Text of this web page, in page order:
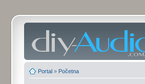
Portal » Početna